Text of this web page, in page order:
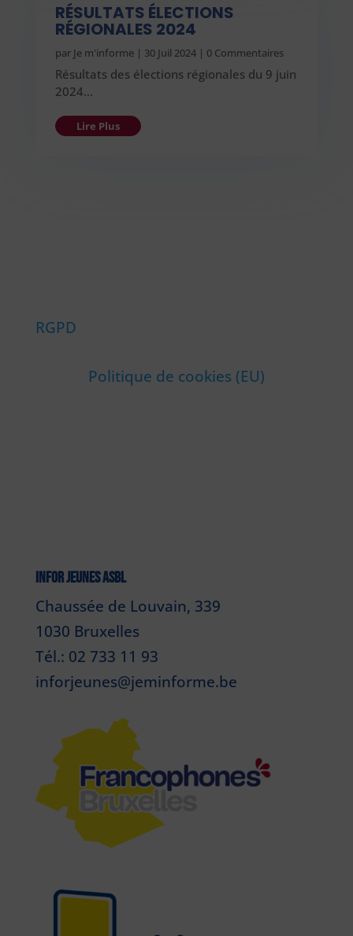
RÉSULTATS ÉLECTIONS
RÉGIONALES 2024
par Je m'informe| 30 Juil 2024| 0 Commentaires
Résultats des élections régionales du 9 juin
2024…
Lire Plus
RGPD
Politique de cookies (EU)
INFOR JEUNES ASBL
Chaussée de Louvain, 339
1030 Bruxelles
Tél.: 02 733 11 93
inforjeunes@jeminforme.be